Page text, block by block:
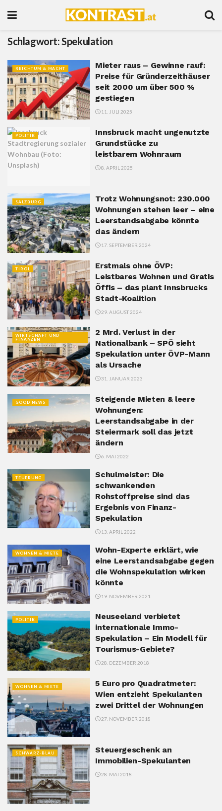
Schlagwort:Spekulation
REICHTUM & MACHT
Mieter raus – Gewinne rauf:
Preise für Gründerzeithäuser
seit 2000 um über 500 %
gestiegen
11. JULI 2025
POLITIK
Innsbruck macht ungenutzte
Grundstücke zu
leistbarem Wohnraum
8. APRIL 2025
SALZBURG
Trotz Wohnungsnot: 230.000
Wohnungen stehen leer – eine
Leerstandsabgabe könnte
das ändern
17. SEPTEMBER 2024
TIROL
Erstmals ohne ÖVP:
Leistbares Wohnen und Gratis
Öffis – das plant Innsbrucks
Stadt-Koalition
29. AUGUST 2024
WIRTSCHAFT UND
FINANZEN
2 Mrd. Verlust in der
Nationalbank – SPÖ sieht
Spekulation unter ÖVP-Mann
als Ursache
31. JANUAR 2023
GOOD NEWS
Steigende Mieten & leere
Wohnungen:
Leerstandsabgabe in der
Steiermark soll das jetzt
ändern
6. MAI 2022
TEUERUNG
Schulmeister: Die
schwankenden
Rohstoffpreise sind das
Ergebnis von Finanz-
Spekulation
13. APRIL 2022
WOHNEN & MIETE
Wohn-Experte erklärt, wie
eine Leerstandsabgabe gegen
die Wohnspekulation wirken
könnte
19. NOVEMBER 2021
POLITIK
Neuseeland verbietet
internationale Immo-
Spekulation – Ein Modell für
Tourismus-Gebiete?
28. DEZEMBER 2018
WOHNEN & MIETE
5 Euro pro Quadratmeter:
Wien entzieht Spekulanten
zwei Drittel der Wohnungen
27. NOVEMBER 2018
SCHWARZ-BLAU
Steuergeschenk an
Immobilien-Spekulanten
28. MAI 2018